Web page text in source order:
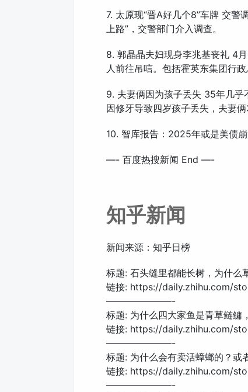
7. 太原现“晋A好几个8”车牌 交警
上路”，交警部门介入调查。
8. 郭晶晶夫妇现身李兆基丧礼 4
人前往吊唁。包括霍英东集团行
9. 夫妻俩因为孩子丢失 35年几乎
因修牙导致四岁孩子丢失，夫妻俩
10. 智库报告：2025年或是美债
—- 百度热搜新闻 End —-
知乎新闻
新闻来源：知乎日榜
标题: 石头缝里都能长树，为什么
链接: https://daily.zhihu.com/
———————-
标题: 为什么四大家鱼是青草鲢鳙
链接: https://daily.zhihu.com/
———————-
标题: 为什么会有卖活蟑螂的？或
链接: https://daily.zhihu.com/
———————-